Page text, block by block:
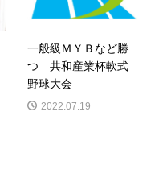
一般級ＭＹＢなど勝
つ 共和産業杯軟式
野球大会
2022.07.19